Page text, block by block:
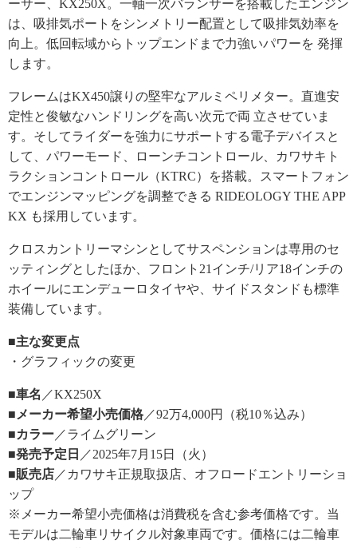
ーサー、KX250X。一軸一次バランサーを搭載したエンジン
は、吸排気ポートをシンメトリー配置として吸排気効率を
向上。低回転域からトップエンドまで力強いパワーを 発揮
します。
フレームはKX450譲りの堅牢なアルミペリメター。直進安
定性と俊敏なハンドリングを高い次元で両 立させていま
す。そしてライダーを強力にサポートする電子デバイスと
して、パワーモード、ローンチコントロール、カワサキト
ラクションコントロール（KTRC）を搭載。スマートフォン
でエンジンマッピングを調整できる RIDEOLOGY THE APP
KX も採用しています。
クロスカントリーマシンとしてサスペンションは専用のセ
ッティングとしたほか、フロント21インチ/リア18インチの
ホイールにエンデューロタイヤや、サイドスタンドも標準
装備しています。
■主な変更点
・グラフィックの変更
■車名 ／KX250X
■メーカー希望小売価格 ／92万4,000円（税10％込み）
■カラー ／ライムグリーン
■発売予定日 ／2025年7月15日（火）
■販売店 ／カワサキ正規取扱店、オフロードエントリーショ
ップ
※メーカー希望小売価格は消費税を含む参考価格です。当
モデルは二輪車リサイクル対象車両です。価格には二輪車